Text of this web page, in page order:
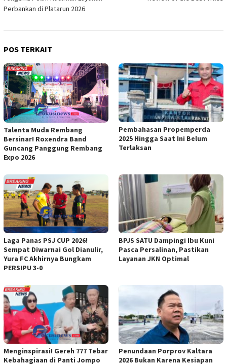
Perbankan di Platarun 2026
POS TERKAIT
Talenta Muda Rembang
Bersinar! Roxendra Band
Guncang Panggung Rembang
Expo 2026
Pembahasan Propemperda
2025 Hingga Saat Ini Belum
Terlaksan
Laga Panas PSJ CUP 2026!
Sempat Diwarnai Gol Dianulir,
Yura FC Akhirnya Bungkam
PERSIPU 3-0
BPJS SATU Dampingi Ibu Kuni
Pasca Persalinan, Pastikan
Layanan JKN Optimal
Menginspirasi! Gereh 777 Tebar
Kebahagiaan di Panti Jompo
Penundaan Porprov Kaltara
2026 Bukan Karena Kesiapan